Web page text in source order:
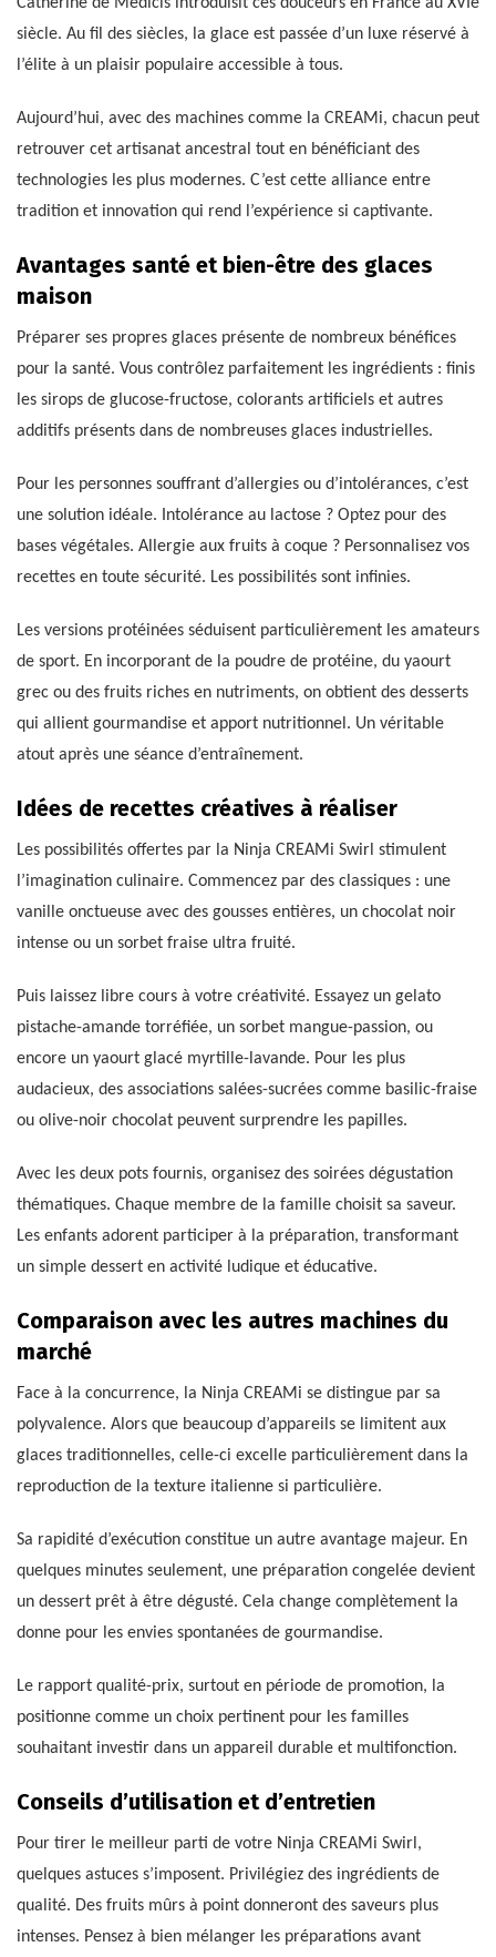
siècle. Au fil des siècles, la glace est passée d’un luxe réservé à
l’élite à un plaisir populaire accessible à tous.
Aujourd’hui, avec des machines comme la CREAMi, chacun peut
retrouver cet artisanat ancestral tout en bénéficiant des
technologies les plus modernes. C’est cette alliance entre
tradition et innovation qui rend l’expérience si captivante.
Avantages santé et bien-être des glaces
maison
Préparer ses propres glaces présente de nombreux bénéfices
pour la santé. Vous contrôlez parfaitement les ingrédients : finis
les sirops de glucose-fructose, colorants artificiels et autres
additifs présents dans de nombreuses glaces industrielles.
Pour les personnes souffrant d’allergies ou d’intolérances, c’est
une solution idéale. Intolérance au lactose ? Optez pour des
bases végétales. Allergie aux fruits à coque ? Personnalisez vos
recettes en toute sécurité. Les possibilités sont infinies.
Les versions protéinées séduisent particulièrement les amateurs
de sport. En incorporant de la poudre de protéine, du yaourt
grec ou des fruits riches en nutriments, on obtient des desserts
qui allient gourmandise et apport nutritionnel. Un véritable
atout après une séance d’entraînement.
Idées de recettes créatives à réaliser
Les possibilités offertes par la Ninja CREAMi Swirl stimulent
l’imagination culinaire. Commencez par des classiques : une
vanille onctueuse avec des gousses entières, un chocolat noir
intense ou un sorbet fraise ultra fruité.
Puis laissez libre cours à votre créativité. Essayez un gelato
pistache-amande torréfiée, un sorbet mangue-passion, ou
encore un yaourt glacé myrtille-lavande. Pour les plus
audacieux, des associations salées-sucrées comme basilic-fraise
ou olive-noir chocolat peuvent surprendre les papilles.
Avec les deux pots fournis, organisez des soirées dégustation
thématiques. Chaque membre de la famille choisit sa saveur.
Les enfants adorent participer à la préparation, transformant
un simple dessert en activité ludique et éducative.
Comparaison avec les autres machines du
marché
Face à la concurrence, la Ninja CREAMi se distingue par sa
polyvalence. Alors que beaucoup d’appareils se limitent aux
glaces traditionnelles, celle-ci excelle particulièrement dans la
reproduction de la texture italienne si particulière.
Sa rapidité d’exécution constitue un autre avantage majeur. En
quelques minutes seulement, une préparation congelée devient
un dessert prêt à être dégusté. Cela change complètement la
donne pour les envies spontanées de gourmandise.
Le rapport qualité-prix, surtout en période de promotion, la
positionne comme un choix pertinent pour les familles
souhaitant investir dans un appareil durable et multifonction.
Conseils d’utilisation et d’entretien
Pour tirer le meilleur parti de votre Ninja CREAMi Swirl,
quelques astuces s’imposent. Privilégiez des ingrédients de
qualité. Des fruits mûrs à point donneront des saveurs plus
intenses. Pensez à bien mélanger les préparations avant